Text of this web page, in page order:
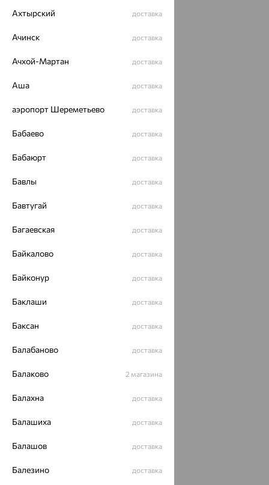
Ахтырский доставка
Ачинск доставка
Ачхой-Мартан доставка
Аша доставка
аэропорт Шереметьево доставка
Бабаево доставка
Бабаюрт доставка
Бавлы доставка
Бавтугай доставка
Багаевская доставка
Байкалово доставка
Байконур доставка
Баклаши доставка
Баксан доставка
Балабаново доставка
Балаково 2 магазина
Балахна доставка
Балашиха доставка
Балашов доставка
Балезино доставка